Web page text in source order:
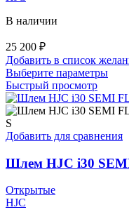
В наличии
25 200 ₽
Добавить в список
Выберите параметрыЭтот
на
Быстрый просмотр
S
Добавить для сравнения
Шлем HJC i30
Открытые
HJC